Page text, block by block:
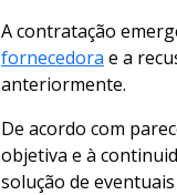
A contratação
fornecedora e a
anteriormente.
De acordo com
objetiva e à
solução de